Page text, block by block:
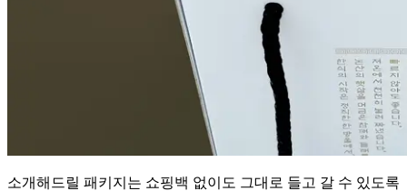
소개해드릴 패키지는 쇼핑백 없이도 그대로 들고 갈 수 있도록